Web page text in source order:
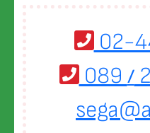
02-
089 /